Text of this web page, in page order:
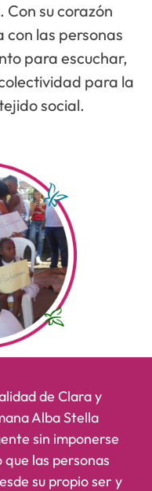
su corazón
las personas
para escuchar,
para la
social.
de Clara y
Alba Stella
sin imponerse
que las personas
su propio ser y